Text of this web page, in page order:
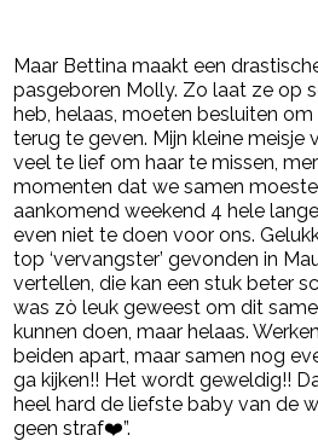
Maar Bettina maakt een
pasgeboren Molly. Zo laat ze op
heb, helaas, moeten besluiten om
terug te geven. Mijn kleine meisje
veel te lief om haar te missen,
momenten dat we samen
aankomend weekend 4 hele
even niet te doen voor ons.
top ‘vervangster’ gevonden in
vertellen, die kan een stuk beter
was zò leuk geweest om dit
kunnen doen, maar helaas.
beiden apart, maar samen nog
ga kijken!! Het wordt geweldig!!
heel hard de liefste baby van de
geen straf❤️”.